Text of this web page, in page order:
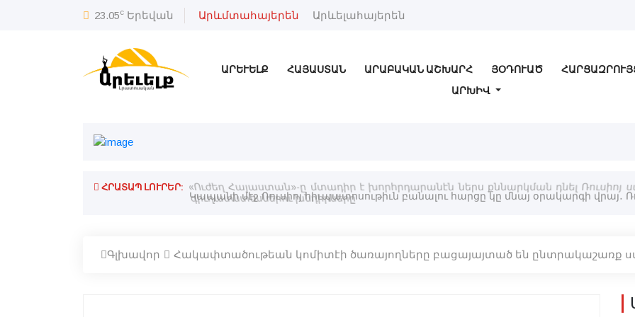
23.05c Երեվան Արևմտահայերեն Արևելահայերեն
ԱՐԵՒԵԼՔ ՀԱՅԱՍՏԱՆ ԱՐԱԲԱԿԱՆ ԱՇԽԱՐՀ ՅՕԴՈՒԱԾ
ԱՐԽԻՎ
ՀՐԱՏԱՊ ԼՈՒՐԵՐ:
Ռուսիոյ ԱԳՆ պաշտօնեայ
«Ուժեղ Հայաստան»-ը մտադիր է խորհրդարանէն ներս քննարկման դնել Ռուսիոյ
գիւղատնտեսներու խնդիրները
Գլխավոր Հակափտածութեան կոմիտէի ծառայողները բացայայտած են ընտրակաշառք